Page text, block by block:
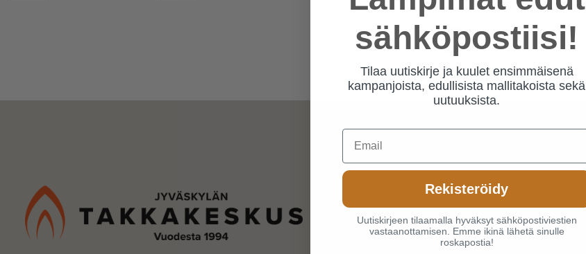
← 1 2
sähköpostiisi!
Tilaa uutiskirje ja kuulet ensimmäisenä
kampanjoista, edullisista mallitakoista sekä
uutuuksista.
Email
Rekisteröidy
Uutiskirjeen tilaamalla hyväksyt sähköpostiviestien
vastaanottamisen. Emme ikinä lähetä sinulle
roskapostia!